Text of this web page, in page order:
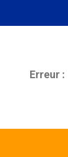
Erreur :